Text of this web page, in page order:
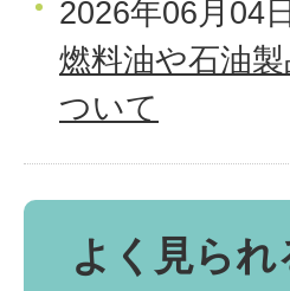
2026年06月04日
燃料油や石油
ついて
よく見られ